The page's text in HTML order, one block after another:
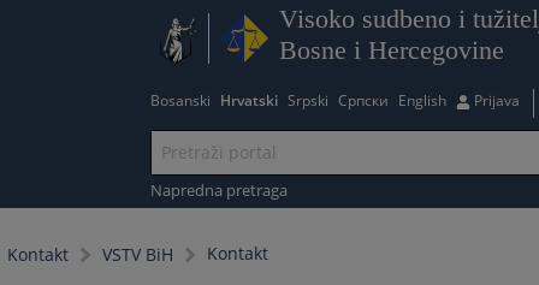
Visoko sudbeno i
Bosne i Hercegovine
Bosanski Hrvatski Srpski Српски English Prijava
Napredna pretraga
Kontakt VSTV BiH Kontakt